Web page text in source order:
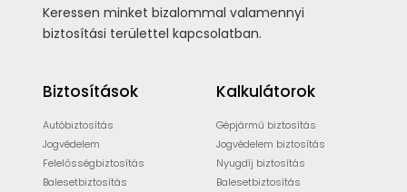
Keressen minket bizalommal valamennyi
biztosítási területtel kapcsolatban.
Biztosítások
Autóbiztosítás
Jogvédelem
Felelősségbiztosítás
Balesetbiztosítás
Kalkulátorok
Gépjármű biztosítás
Jogvédelem biztosítás
Nyugdíj biztosítás
Balesetbiztosítás